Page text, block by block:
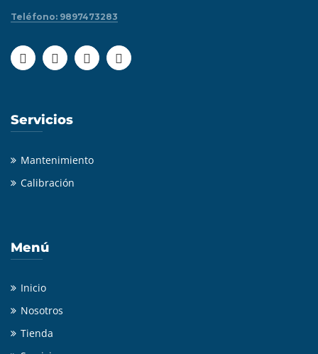
Teléfono: 9897473283
Servicios
Mantenimiento
Calibración
Menú
Inicio
Nosotros
Tienda